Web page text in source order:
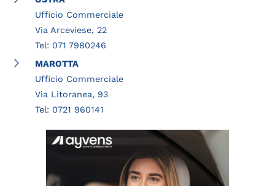
Ufficio Commerciale
Via Arceviese, 22
Tel: 071 7980246
MAROTTA
Ufficio Commerciale
Via Litoranea, 93
Tel: 0721 960141